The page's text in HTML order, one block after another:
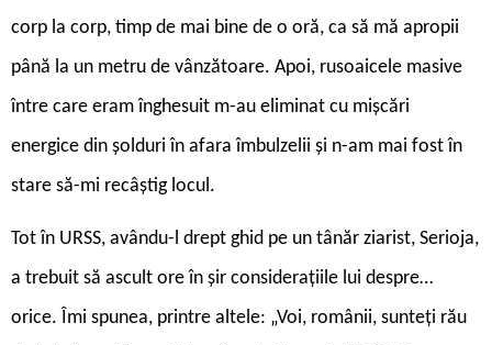
corp la corp, timp de mai bine de o oră, ca să mă apropii
până la un metru de vânzătoare. Apoi, rusoaicele masive
între care eram înghesuit m-au eliminat cu mișcări
energice din șolduri în afara îmbulzelii și n-am mai fost în
stare să-mi recâștig locul.
Tot în URSS, avându-l drept ghid pe un tânăr ziarist, Serioja,
a trebuit să ascult ore în șir considerațiile lui despre…
orice. Îmi spunea, printre altele: „Voi, românii, sunteți rău